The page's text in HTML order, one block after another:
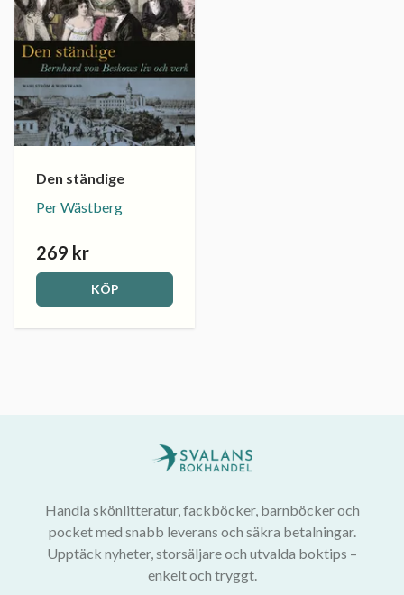
Den ständige
Per Wästberg
269 kr
KÖP
Handla skönlitteratur, fackböcker, barnböcker och
pocket med snabb leverans och säkra betalningar.
Upptäck nyheter, storsäljare och utvalda boktips –
enkelt och tryggt.